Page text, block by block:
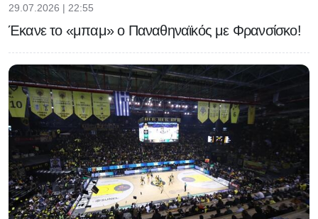
29.07.2026 | 22:55
Έκανε το «μπαμ» ο Παναθηναϊκός με Φρανσίσκο!